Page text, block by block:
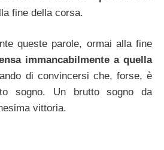
fine della corsa.
queste parole, ormai alla fine
immancabilmente a quella
di convincersi che, forse, è
sogno. Un brutto sogno da
vittoria.